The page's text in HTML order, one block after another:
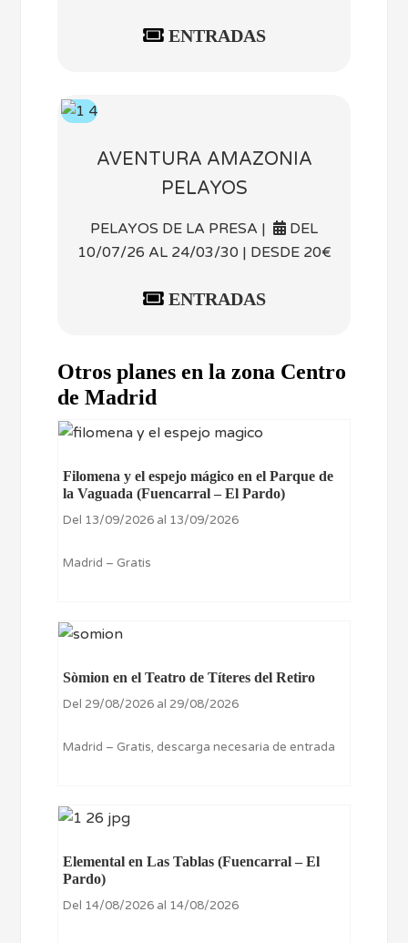
ENTRADAS
AVENTURA AMAZONIA
PELAYOS
PELAYOS DE LA PRESA |
DEL
10/07/26 AL 24/03/30 | DESDE 20€
ENTRADAS
Otros planes en la zona Centro
de Madrid
Filomena y el espejo mágico en el Parque de
la Vaguada (Fuencarral – El Pardo)
Del 13/09/2026 al 13/09/2026
Madrid – Gratis
Sòmion en el Teatro de Títeres del Retiro
Del 29/08/2026 al 29/08/2026
Madrid – Gratis, descarga necesaria de entrada
Elemental en Las Tablas (Fuencarral – El
Pardo)
Del 14/08/2026 al 14/08/2026